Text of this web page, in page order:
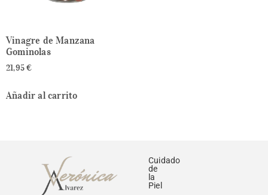
Vinagre de Manzana
Gominolas
21,95€
Añadir al carrito
Cuidado
de
la
Piel